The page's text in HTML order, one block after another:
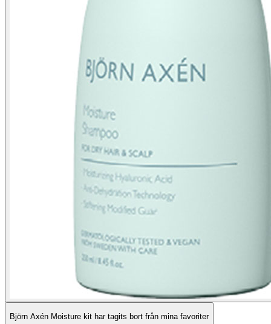
Björn Axén Moisture kit har tagits bort från mina favoriter